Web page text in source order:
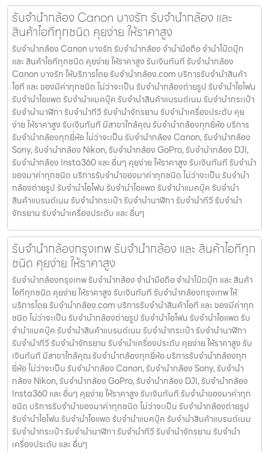
รับจำนำกล้อง Canon บางรัก รับจํานํากล้อง และ
สินค้าไอทีทุกชนิด คุยง่าย ให้ราคาสูง
รับจำนำกล้อง Canon บางรัก รับจํานํากล้อง จำนำมือถือ จำนำโน๊ตบุ๊ก
และ สินค้าไอทีทุกชนิด คุยง่าย ให้ราคาสูง รับเงินทันที รับจำนำกล้อง
Canon บางรัก ให้บริการโดย รับจํานํากล้อง.com บริการรับจํานําสินค้า
ไอที และ ของมีค่าทุกชนิด ไม่ว่าจะเป็น รับจํานํากล้องถ่ายรูป รับจํานําไอโฟน
รับจํานําไอแพด รับจํานําแมคบุ๊ค รับจํานําสินค้าแบรนด์เนม รับจํานํากระเป๋า
รับจํานํานาฬิกา รับจํานําทีวี รับจํานําจักรยาน รับจํานําเครื่องประดับ คุย
ง่าย ให้ราคาสูง รับเงินทันที มีสาขาใกล้คุณ รับจำนำกล้องทุกยี่ห้อ บริการ
รับจำนำกล้องทุกยี่ห้อ ไม่ว่าจะเป็น รับจำนำกล้อง Canon, รับจำนำกล้อง
Sony, รับจำนำกล้อง Nikon, รับจำนำกล้อง GoPro, รับจำนำกล้อง DJI,
รับจำนำกล้อง Insta360 และ อื่นๆ คุยง่าย ให้ราคาสูง รับเงินทันที รับจำนำ
ของมาค่าทุกชนิด บริการรับจำนำของมาค่าทุกชนิด ไม่ว่าจะเป็น รับจํานํา
กล้องถ่ายรูป รับจํานําไอโฟน รับจํานําไอแพด รับจํานําแมคบุ๊ค รับจํานํา
สินค้าแบรนด์เนม รับจํานํากระเป๋า รับจํานํานาฬิกา รับจํานําทีวี รับจํานํา
จักรยาน รับจํานําเครื่องประดับ และ อื่นๆ
รับจำนำกล้องกรุงเทพ รับจํานํากล้อง และ สินค้าไอทีทุก
ชนิด คุยง่าย ให้ราคาสูง
รับจำนำกล้องกรุงเทพ รับจํานํากล้อง จำนำมือถือ จำนำโน๊ตบุ๊ก และ สินค้า
ไอทีทุกชนิด คุยง่าย ให้ราคาสูง รับเงินทันที รับจำนำกล้องกรุงเทพ ให้
บริการโดย รับจํานํากล้อง.com บริการรับจํานําสินค้าไอที และ ของมีค่าทุก
ชนิด ไม่ว่าจะเป็น รับจํานํากล้องถ่ายรูป รับจํานําไอโฟน รับจํานําไอแพด รับ
จํานําแมคบุ๊ค รับจํานําสินค้าแบรนด์เนม รับจํานํากระเป๋า รับจํานํานาฬิกา
รับจํานําทีวี รับจํานําจักรยาน รับจํานําเครื่องประดับ คุยง่าย ให้ราคาสูง รับ
เงินทันที มีสาขาใกล้คุณ รับจำนำกล้องทุกยี่ห้อ บริการรับจำนำกล้องทุก
ยี่ห้อ ไม่ว่าจะเป็น รับจำนำกล้อง Canon, รับจำนำกล้อง Sony, รับจำนำ
กล้อง Nikon, รับจำนำกล้อง GoPro, รับจำนำกล้อง DJI, รับจำนำกล้อง
Insta360 และ อื่นๆ คุยง่าย ให้ราคาสูง รับเงินทันที รับจำนำของมาค่าทุก
ชนิด บริการรับจำนำของมาค่าทุกชนิด ไม่ว่าจะเป็น รับจํานํากล้องถ่ายรูป
รับจํานําไอโฟน รับจํานําไอแพด รับจํานําแมคบุ๊ค รับจํานําสินค้าแบรนด์เนม
รับจํานํากระเป๋า รับจํานํานาฬิกา รับจํานําทีวี รับจํานําจักรยาน รับจํานํา
เครื่องประดับ และ อื่นๆ